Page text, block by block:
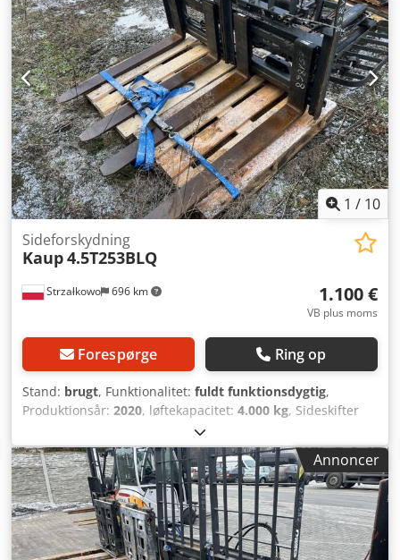
1 / 10
Strzałkowo 696 km
Sideforskydning
Kaup4.5T253BLQ
1.100 €
VB plus moms
Forespørge Ring op
Stand: brugt, Funktionalitet: fuldt funktionsdygtig,
Produktionsår: 2020, løftekapacitet: 4.000 kg, Sideskifter
ISO klasse: ISO klasse 3 = 2.500 - 4.999 kg Stand: Klar til
brug og fuldt funktionsdygtig Teknisk stand: god
Beskrivelse: År 2020 ISO 3A (51 cm) Kapacitet 4.000 kg
Dobbelt sideskifter Bredde 1.550 mm Gafler 1.200 mm ID
OS1868 Dksdpfx Aksyi I U Hexsr
Annoncer